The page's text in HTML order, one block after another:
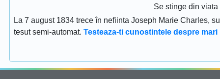
Se stinge din
La 7 august 1834 trece în nefiinta Joseph Marie Charles,
tesut semi-automat. Testeaza-ti cunostintele despre